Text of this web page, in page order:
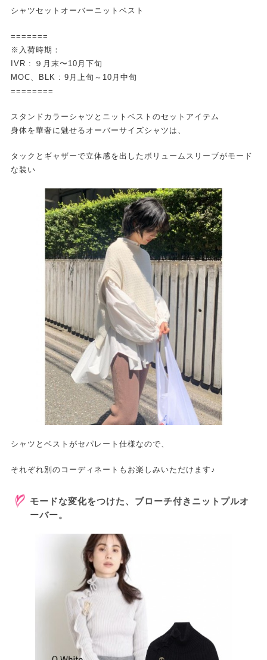
シャツセットオーバーニットベスト
=======
※入荷時期：
IVR : ９月末〜10月下旬
MOC、BLK : 9月上旬～10月中旬
========
スタンドカラーシャツとニットベストのセットアイテム
身体を華奢に魅せるオーバーサイズシャツは、
タックとギャザーで立体感を出したボリュームスリーブがモード
な装い
シャツとベストがセパレート仕様なので、
それぞれ別のコーディネートもお楽しみいただけます♪
モードな変化をつけた、ブローチ付きニットプルオ
ーバー。